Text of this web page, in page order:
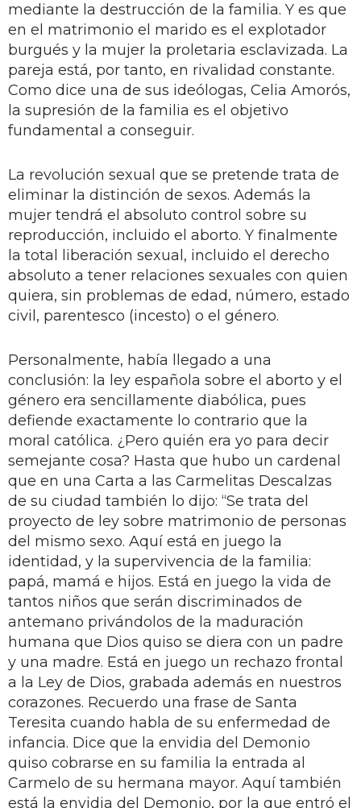
mediante la destrucción de la familia. Y es que
en el matrimonio el marido es el explotador
burgués y la mujer la proletaria esclavizada. La
pareja está, por tanto, en rivalidad constante.
Como dice una de sus ideólogas, Celia Amorós,
la supresión de la familia es el objetivo
fundamental a conseguir.
La revolución sexual que se pretende trata de
eliminar la distinción de sexos. Además la
mujer tendrá el absoluto control sobre su
reproducción, incluido el aborto. Y finalmente
la total liberación sexual, incluido el derecho
absoluto a tener relaciones sexuales con quien
quiera, sin problemas de edad, número, estado
civil, parentesco (incesto) o el género.
Personalmente, había llegado a una
conclusión: la ley española sobre el aborto y el
género era sencillamente diabólica, pues
defiende exactamente lo contrario que la
moral católica. ¿Pero quién era yo para decir
semejante cosa? Hasta que hubo un cardenal
que en una Carta a las Carmelitas Descalzas
de su ciudad también lo dijo: “Se trata del
proyecto de ley sobre matrimonio de personas
del mismo sexo. Aquí está en juego la
identidad, y la supervivencia de la familia:
papá, mamá e hijos. Está en juego la vida de
tantos niños que serán discriminados de
antemano privándolos de la maduración
humana que Dios quiso se diera con un padre
y una madre. Está en juego un rechazo frontal
a la Ley de Dios, grabada además en nuestros
corazones. Recuerdo una frase de Santa
Teresita cuando habla de su enfermedad de
infancia. Dice que la envidia del Demonio
quiso cobrarse en su familia la entrada al
Carmelo de su hermana mayor. Aquí también
está la envidia del Demonio, por la que entró el